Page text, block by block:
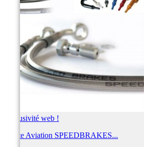
Exclusivité web !
Durite Aviation SPEEDBRAKES...